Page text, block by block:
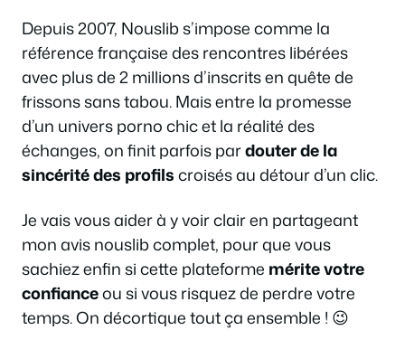
Depuis 2007, Nouslib s’impose comme la
référence française des rencontres libérées
avec plus de 2 millions d’inscrits en quête de
frissons sans tabou. Mais entre la promesse
d’un univers porno chic et la réalité des
échanges, on finit parfois pardouter de la
sincérité des profilscroisés au détour d’un clic.
Je vais vous aider à y voir clair en partageant
mon avis nouslib complet, pour que vous
sachiez enfin si cette plateforme mérite votre
confianceou si vous risquez de perdre votre
temps. On décortique tout ça ensemble ! 😉